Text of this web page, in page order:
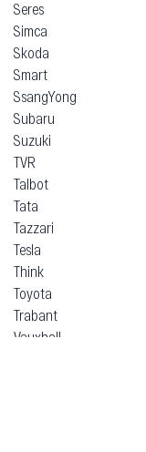
Seres
Simca
Skoda
Smart
SsangYong
Subaru
Suzuki
TVR
Talbot
Tata
Tazzari
Tesla
Think
Toyota
Trabant
Vauxhall